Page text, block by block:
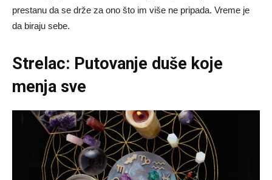
prestanu da se drže za ono što im više ne pripada. Vreme je
da biraju sebe.
Strelac: Putovanje duše koje
menja sve